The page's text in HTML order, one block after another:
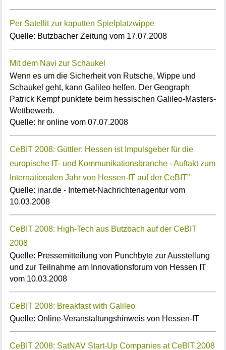
Per Satellit zur kaputten Spielplatzwippe
Quelle: Butzbacher Zeitung vom 17.07.2008
Mit dem Navi zur Schaukel
Wenn es um die Sicherheit von Rutsche, Wippe und
Schaukel geht, kann Galileo helfen. Der Geograph
Patrick Kempf punktete beim hessischen Galileo-Masters-
Wettbewerb.
Quelle: hr online vom 07.07.2008
CeBIT 2008: Güttler: Hessen ist Impulsgeber für die
europische IT- und Kommunikationsbranche - Auftakt zum
Internationalen Jahr von Hessen-IT auf der CeBIT”
Quelle: inar.de - Internet-Nachrichtenagentur vom
10.03.2008
CeBIT 2008: High-Tech aus Butzbach auf der CeBIT
2008
Quelle: Pressemitteilung von Punchbyte zur Ausstellung
und zur Teilnahme am Innovationsforum von Hessen IT
vom 10.03.2008
CeBIT 2008: Breakfast with Galileo
Quelle: Online-Veranstaltungshinweis von Hessen-IT
CeBIT 2008: SatNAV Start-Up Companies at CeBIT 2008